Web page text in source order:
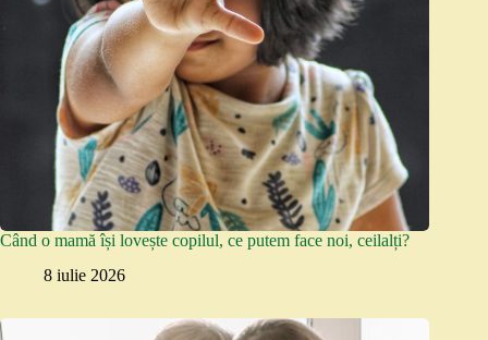
Când o mamă își lovește copilul, ce putem face noi, ceilalți?
8 iulie 2026